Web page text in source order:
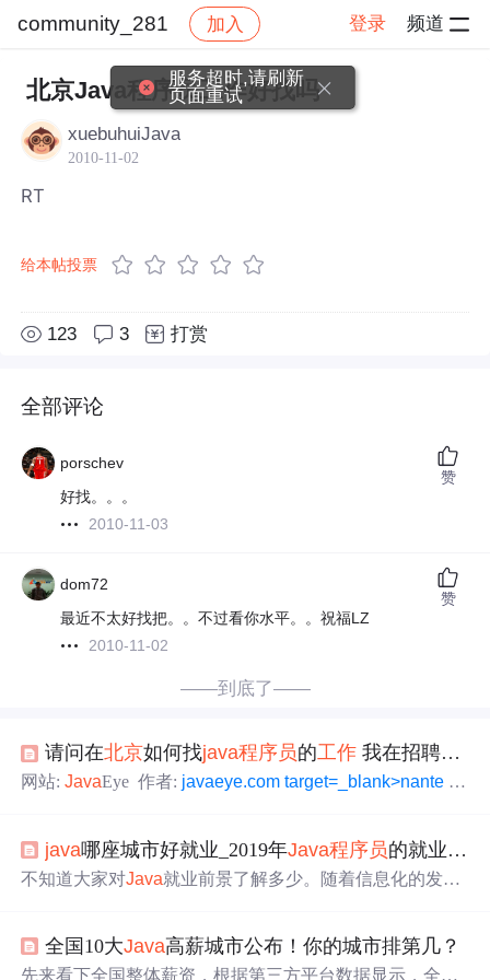
community_281 加入 登录 频道
社区 community_281 帖子详情
北京Java程序员工作好找吗
xuebuhuiJava
2010-11-02
RT
给本帖投票
123 3 打赏
全部评论
porschev
好找。。。
2010-11-03
赞
dom72
最近不太好找把。。不过看你水平。。祝福LZ
2010-11-02
赞
——到底了——
请问在北京如何找java程序员的工作 我在招聘网上发了简历都没有人回
网站:JavaEye 作者: javaeye.com target=_blank>nante
java哪座城市好就业_2019年Java程序员的就业前景如何？
不知道大家对Java就业前景了解多少。随着信息化的发
业前景良好！目前，虽然JAVA人才的薪水很高，但是对该
类人才需求旺盛的IT企业却很难招聘倒合格的JAVA 人才。
全国10大Java高薪城市公布！你的城市排第几？
先来看下全国整体薪资，根据第三方平台数据显示，全国
服务超时,请刷新
页面重试